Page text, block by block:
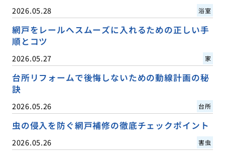
2026.05.28 浴室
網戸をレールへスムーズに入れるための正しい手
順とコツ
2026.05.27 家
台所リフォームで後悔しないための動線計画の秘
訣
2026.05.26 台所
虫の侵入を防ぐ網戸補修の徹底チェックポイント
2026.05.26 害虫